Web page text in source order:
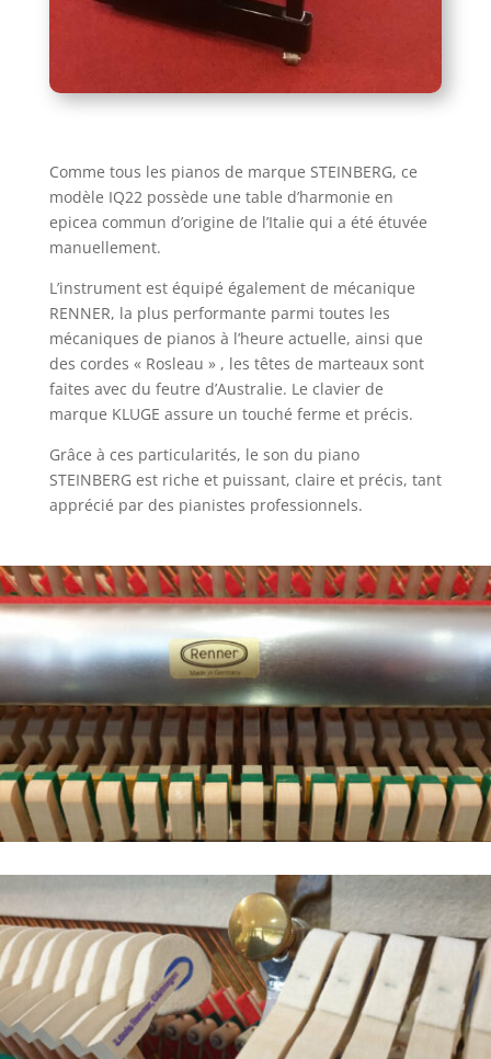
Comme tous les pianos de marque STEINBERG, ce
modèle IQ22 possède une table d’harmonie en
epicea commun d’origine de l’Italie qui a été étuvée
manuellement.
L’instrument est équipé également de mécanique
RENNER, la plus performante parmi toutes les
mécaniques de pianos à l’heure actuelle, ainsi que
des cordes « Rosleau » , les têtes de marteaux sont
faites avec du feutre d’Australie. Le clavier de
marque KLUGE assure un touché ferme et précis.
Grâce à ces particularités, le son du piano
STEINBERG est riche et puissant, claire et précis, tant
apprécié par des pianistes professionnels.